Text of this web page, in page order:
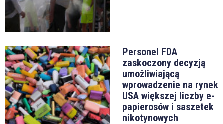
Personel FDA
zaskoczony decyzją
umożliwiającą
wprowadzenie na rynek
USA większej liczby e-
papierosów i saszetek
nikotynowych